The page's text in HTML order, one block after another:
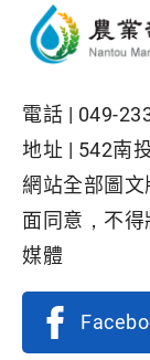
電話 | 049-
地址 | 542南
網站全部圖
面同意，不
媒體